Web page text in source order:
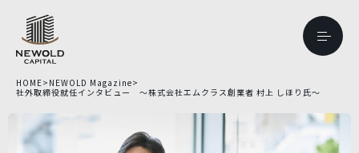
HOME> NEWOLD Magazine>
社外取締役就任インタビュー ～株式会社エムクラス創業者 村上 しほり氏～